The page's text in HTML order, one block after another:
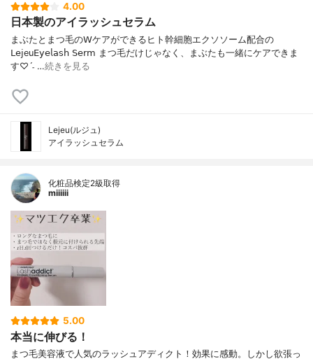
4.00
日本製のアイラッシュセラム
まぶたとまつ毛の𝖶ケアができるヒト幹細胞エクソソーム配合の
𝖫𝖾𝗃eu𝖤𝗒𝖾𝗅𝖺𝗌𝗁 𝖲𝖾𝗋𝗆 まつ毛だけじゃなく、まぶたも一緒にケアできま
す♡ˊ˗ …続きを見る
Lejeu(ルジュ)
アイラッシュセラム
化粧品検定2級取得
miiiiii
5.00
本当に伸びる！
まつ毛美容液で人気のラッシュアディクト！効果に感動。しかし欲張っ